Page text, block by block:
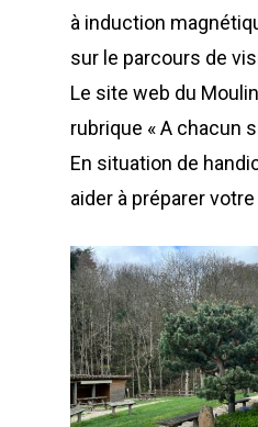
à induction
sur le parcours de
Le site web du
rubrique « A chacun
En situation de
aider à préparer